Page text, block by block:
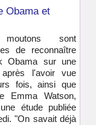
Obama et
sont
de reconnaître
Obama sur une
après l'avoir vue
fois, ainsi que
Emma Watson,
étude publiée
"On savait déjà